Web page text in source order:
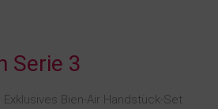
Serie 3
Bien-Air Handstück-Set